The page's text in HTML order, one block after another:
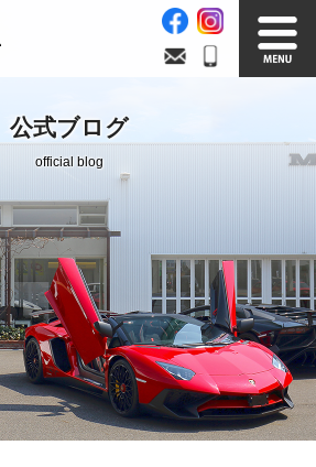
買取無料査定
サービス案内
Company info.
会社案内
公式ブログ
official blog